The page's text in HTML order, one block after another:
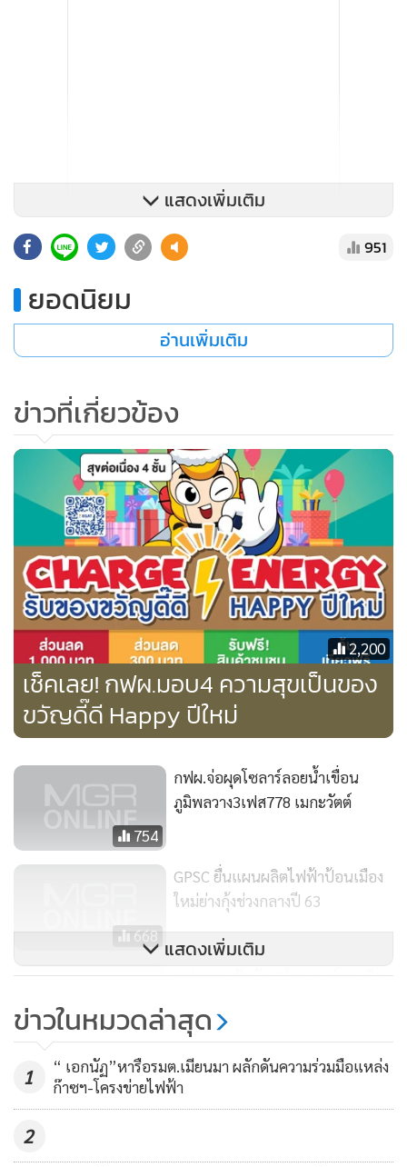
โรงไฟฟ้าลำตะคองชลภาวัฒนา เป็นชื่อพระราชทานจาก
พระบาทสมเด็จพระบรมชนกาธิเบศร มหาภูมิพลอดุลยเดช
มหาราช บรมนาถบพิตร เมื่อวันที่ 17 กรกฎาคม 2552 มีความ
หมายว่า โรงไฟฟ้าลำตะคองเป็นที่พัฒนาแสงไฟด้วยน้ำ ซึ่งเป็น
โรงไฟฟ้าใต้ดินแห่งแรกและแห่งเดียวของประเทศไทยที่นำ
กระแสไฟฟ้าที่คงเหลือในระบบในช่วงที่มีความต้องการไฟฟ้าต่ำ
นำมาสูบน้ำในอ่างเก็บน้ำลำตะคองขึ้นไปกักเก็บสำรองไว้ในอ่าง
เครื่องกำเนิดไฟฟ้า เพื่อผลิตกระแสไฟฟ้าในช่วงที่มีความต้องการ
ใช้ไฟฟ้าสูง โดยสามารถเดินเครื่องผลิตไฟฟ้าเข้าระบบได้อย่าง
รวดเร็ว ถือเป็นแหล่งพลังงานสำรองขนาดใหญ่ของภาคตะวัน
ออกเฉียงเหนือและเป็นโรงไฟฟ้าที่ใช้ทรัพยากรน้ำอย่างคุ้มค่า
เพราะมีการใช้น้ำหมุนเวียนในอ่างเก็บน้ำลำตะคองโดยน้ำไม่
ปัจจุบัน กฟผ. มีโรงไฟฟ้าพลังน้ำแบบสูบกลับอีก 2 แห่ง คือ ที่
เมกะวัตต์ และ ที่เขื่อนภูมิพล เครื่องที่ 8 จ.ตาก มีกำลังผลิต 171
เมกะวัตต์ นอกจากนี้ กฟผ. กำลังอยู่ระหว่างศึกษาความเหมาะ
สมในการสร้างโรงไฟฟ้าพลังน้ำแบบสูบกลับอีกหลายพื้นที่ รวม
ทั้งได้เตรียมพร้อมศึกษาและประเมินผลกระทบสิ่งแวดล้อมของ
โครงการโรงไฟฟ้าพลังน้ำจุฬาภรณ์แบบสูบกลับ จ.ชัยภูมิ กำลัง
แสดงเพิ่มเติม
951
ยอดนิยม
อ่านเพิ่มเติม
ข่าวที่เกี่ยวข้อง
2,200
เช็คเลย! กฟผ.มอบ4 ความสุขเป็นของ
ขวัญดี๊ดี Happy ปีใหม่
754
กฟผ.จ่อผุดโซลาร์ลอยน้ำเขื่อน
ภูมิพลวาง3เฟส778 เมกะวัตต์
668
GPSC ยื่นแผนผลิตไฟฟ้าป้อนเมือง
ใหม่ย่างกุ้งช่วงกลางปี 63
358
กฟผ.ชวนสัมผัส 7 โซนศูนย์การเรียน
พลังงานหมุนเวียนสุดทันสมัย
แสดงเพิ่มเติม
ข่าวในหมวดล่าสุด
1
“ เอกนัฏ”หารือรมต.เมียนมา ผลักดันความร่วมมือแหล่ง
ก๊าซฯ-โครงข่ายไฟฟ้า
2